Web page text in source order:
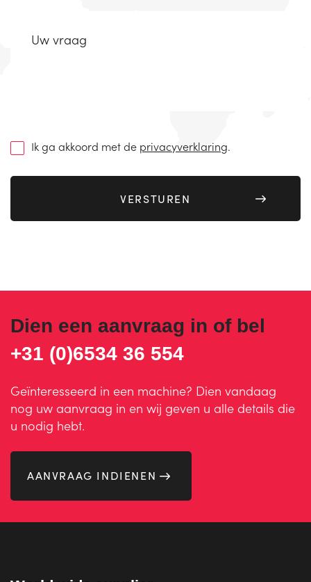
vraag
(Vereist)Ik ga akkoord met de privacyverklaring.
Dien een aanvraag in of bel
+31 (0)6534 36 554
Geïnteresseerd in een machine? Dien vandaag
nog uw aanvraag in en wij geven u alle details die
u nodig hebt.
AANVRAAG INDIENEN